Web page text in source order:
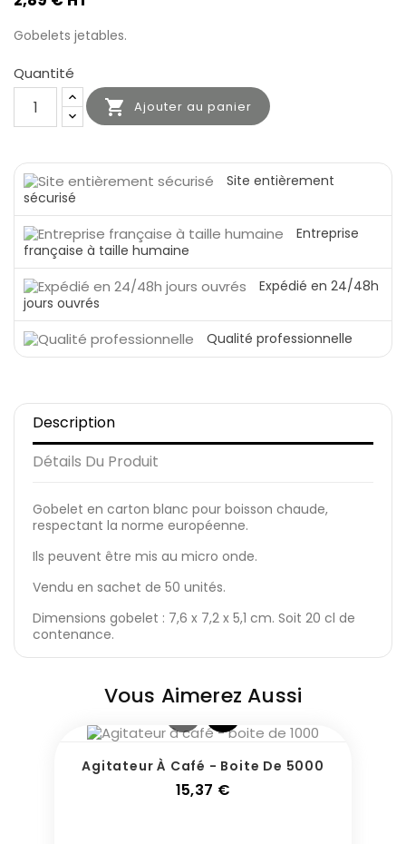
Gobelets jetables.
Quantité
 Ajouter au panier
Site entièrement
sécurisé
Entreprise
française à taille humaine
Expédié en 24/48h
jours ouvrés
Qualité professionnelle
Description
Détails Du Produit
Gobelet en carton blanc pour boisson chaude,
respectant la norme européenne.
Ils peuvent être mis au micro onde.
Vendu en sachet de 50 unités.
Dimensions gobelet : 7,6 x 7,2 x 5,1 cm. Soit 20 cl de
contenance.
Vous Aimerez Aussi
Agitateur À Café - Boite De 5000
15,37 €